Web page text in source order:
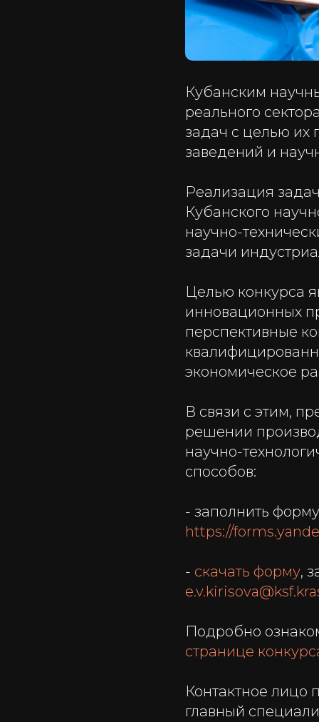
Кубанским
реального
задач с целью их
заведений и
Реализация
Кубанского
научно-
задачи
Целью конкурса
инновационных
перспективные
экономическое
В связи с этим,
решении
научно-
способов:
- заполнить
https://
- скачать форму,
Подробно
странице
Контактное лицо
главный